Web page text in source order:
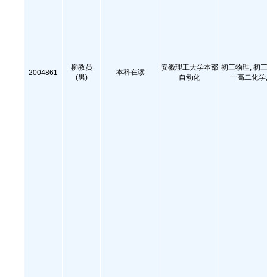
2004861
柳教员
(男)
本科在读
安徽理工大学本部
自动化
初三物理, 初
一高二化